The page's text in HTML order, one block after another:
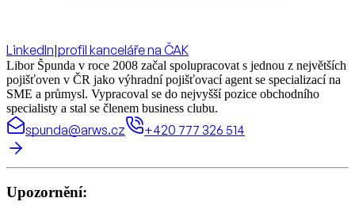
LinkedIn|profil kanceláře na ČAK
Libor Špunda v roce 2008 začal spolupracovat s jednou z největších
pojišťoven v ČR jako výhradní pojišťovací agent se specializací na
SME a průmysl. Vypracoval se do nejvyšší pozice obchodního
specialisty a stal se členem business clubu.
spunda@arws.cz +420 777 326 514
Upozornění: